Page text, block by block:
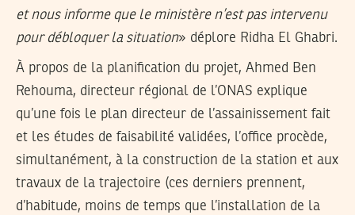
et nous informe que le ministère n’est pas intervenu
pour débloquer la situation» déplore Ridha El Ghabri.
À propos de la planification du projet, Ahmed Ben
Rehouma, directeur régional de l’ONAS explique
qu’une fois le plan directeur de l’assainissement fait
et les études de faisabilité validées, l’office procède,
simultanément, à la construction de la station et aux
travaux de la trajectoire (ces derniers prennent,
d’habitude, moins de temps que l’installation de la